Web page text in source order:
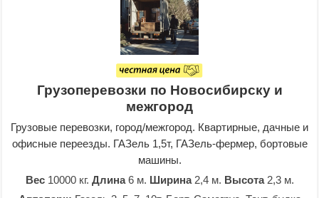
Грузоперевозки по Новосибирску и
межгород
Грузовые перевозки, город/межгород. Квартирные, дачные и
офисные переезды. ГАЗель 1,5т, ГАЗель-фермер, бортовые
машины.
Вес10000 кг. Длина6 м. Ширина2,4 м. Высота2,3 м.